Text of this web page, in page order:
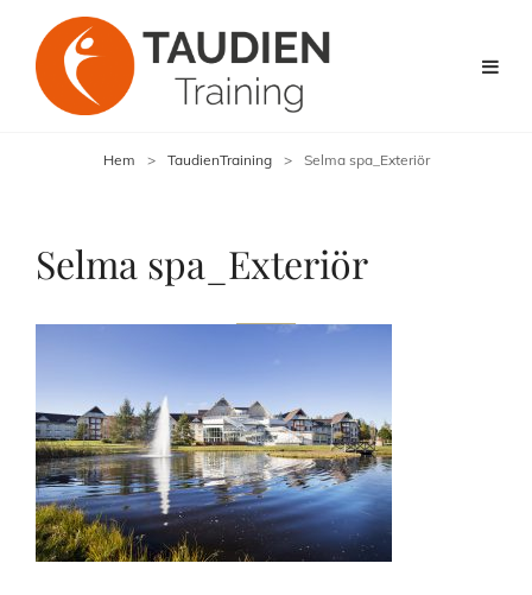
Hem > TaudienTraining > Selma spa_Exteriör
Selma spa_Exteriör